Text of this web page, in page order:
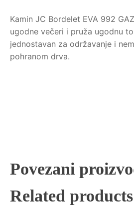
Kamin JC Bordelet EVA 992
ugodne večeri i pruža ugodnu
jednostavan za održavanje i
pohranom drva.
Povezani
Related products